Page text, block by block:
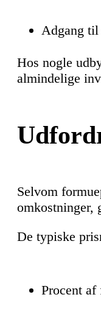
Adgang
Hos nogle
almindelige
Selvom
omkostninger,
De typiske
Procent